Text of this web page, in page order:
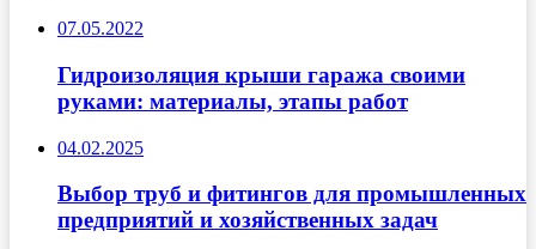
07.05.2022
Гидроизоляция крыши гаража своими
руками: материалы, этапы работ
04.02.2025
Выбор труб и фитингов для промышленных
предприятий и хозяйственных задач